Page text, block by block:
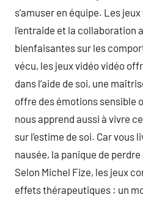
s’amuser en équipe. Les
l’entraide et la collaboration
bienfaisantes sur les
vécu, les jeux vidéo vidéo
dans l’aide de soi, une
offre des émotions sensible
nous apprend aussi à vivre
sur l’estime de soi. Car vous
nausée, la panique de
Selon Michel Fize, les jeux
effets thérapeutiques : un